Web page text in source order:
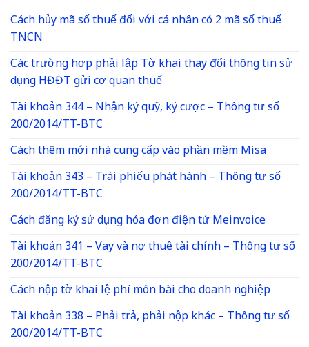
Cách hủy mã số thuế đối với cá nhân có 2 mã số thuế
TNCN
Các trường hợp phải lập Tờ khai thay đổi thông tin sử
dụng HĐĐT gửi cơ quan thuế
Tài khoản 344 – Nhận ký quỹ, ký cược – Thông tư số
200/2014/TT-BTC
Cách thêm mới nhà cung cấp vào phần mềm Misa
Tài khoản 343 – Trái phiếu phát hành – Thông tư số
200/2014/TT-BTC
Cách đăng ký sử dụng hóa đơn điện tử Meinvoice
Tài khoản 341 – Vay và nợ thuê tài chính – Thông tư số
200/2014/TT-BTC
Cách nộp tờ khai lệ phí môn bài cho doanh nghiệp
Tài khoản 338 – Phải trả, phải nộp khác – Thông tư số
200/2014/TT-BTC